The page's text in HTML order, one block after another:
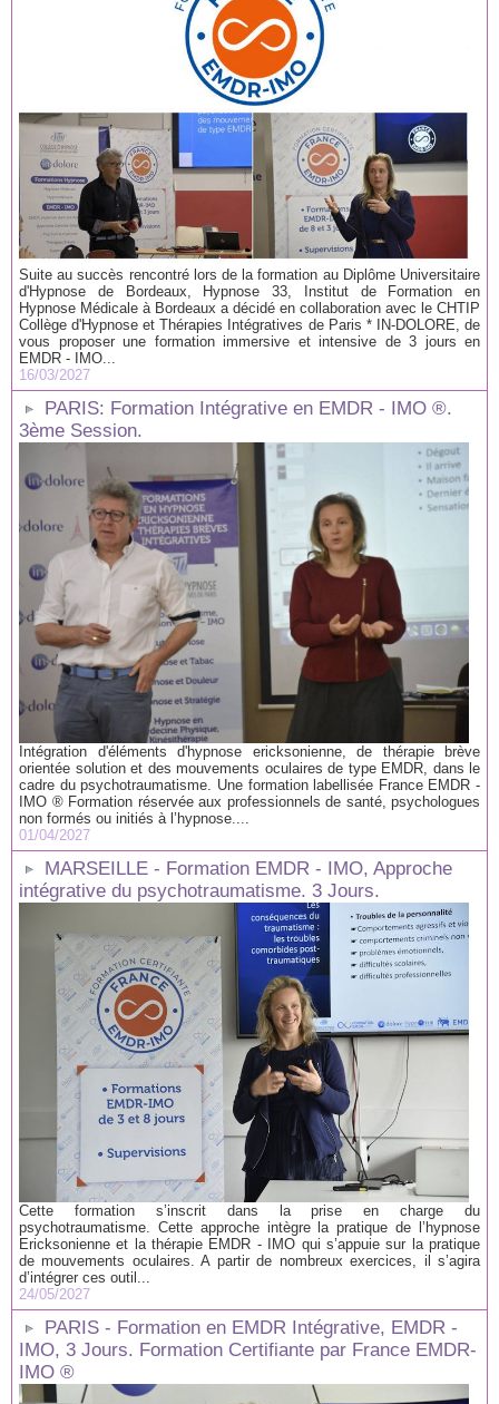
Suite au succès rencontré lors de la formation au Diplôme Universitaire
d'Hypnose de Bordeaux, Hypnose 33, Institut de Formation en
Hypnose Médicale à Bordeaux a décidé en collaboration avec le CHTIP
Collège d'Hypnose et Thérapies Intégratives de Paris * IN-DOLORE, de
vous proposer une formation immersive et intensive de 3 jours en
EMDR - IMO...
16/03/2027
PARIS: Formation Intégrative en EMDR - IMO ®.
3ème Session.
Intégration d'éléments d'hypnose ericksonienne, de thérapie brève
orientée solution et des mouvements oculaires de type EMDR, dans le
cadre du psychotraumatisme. Une formation labellisée France EMDR -
IMO ® Formation réservée aux professionnels de santé, psychologues
non formés ou initiés à l’hypnose....
01/04/2027
MARSEILLE - Formation EMDR - IMO, Approche
intégrative du psychotraumatisme. 3 Jours.
Cette formation s’inscrit dans la prise en charge du
psychotraumatisme. Cette approche intègre la pratique de l’hypnose
Ericksonienne et la thérapie EMDR - IMO qui s’appuie sur la pratique
de mouvements oculaires. A partir de nombreux exercices, il s’agira
d’intégrer ces outil...
24/05/2027
PARIS - Formation en EMDR Intégrative, EMDR -
IMO, 3 Jours. Formation Certifiante par France EMDR-
IMO ®